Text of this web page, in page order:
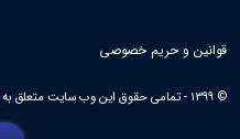
© 1399 - تمامی حقوق این وب سایت متعلق به
قوانین و حریم خصوصی